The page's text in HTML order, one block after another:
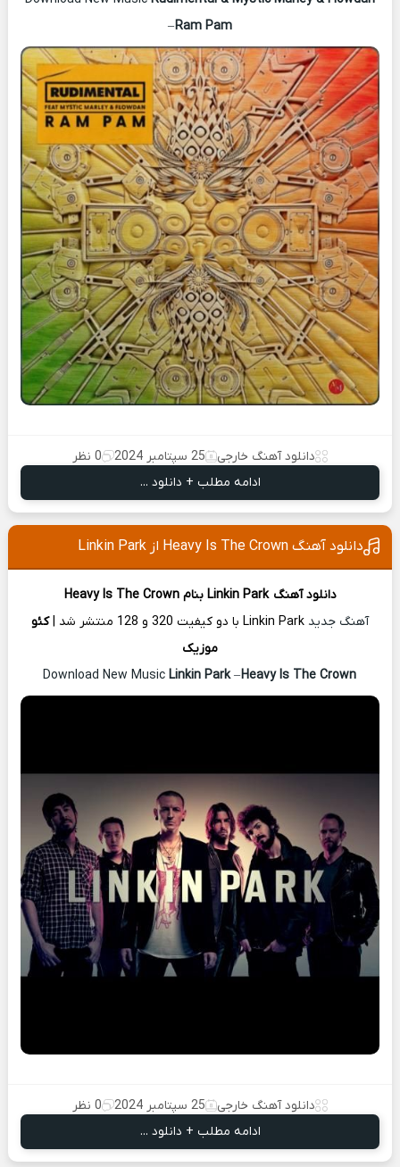
–Ram Pam
دانلود آهنگ خارجی 25 سپتامبر 2024
0 نظر
ادامه مطلب + دانلود ...
دانلود آهنگ Heavy Is The Crown از Linkin Park
دانلود آهنگ Linkin Park بنام Heavy Is The Crown
آهنگ جدید Linkin Park با دو کیفیت 320 و 128 منتشر شد |
کئو
موزیک
Linkin Park–Heavy Is The Crown
دانلود آهنگ خارجی 25 سپتامبر 2024
0 نظر
ادامه مطلب + دانلود ...